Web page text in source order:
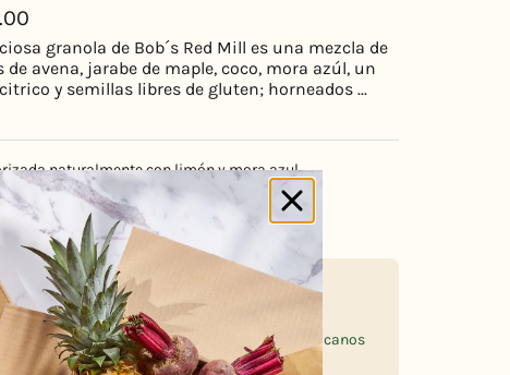
granola de Bob´s Red Mill es una mezcla de
de avena, jarabe de maple, coco, mora azúl, un
y semillas libres de gluten; horneados ...
naturalmente con limón y mora azul
artificiales
añadidos
de gluten
SABOR CON CONCIENCIA
Curamos productos seleccionados por su
trayectoria, calidad y sabor, de marcas de
prestigio internacional y productores mexicanos
responsables.